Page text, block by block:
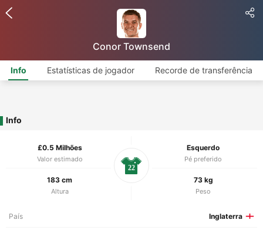
Conor Townsend
Info Estatísticas de jogador Recorde de transferência
Info
£0.5 Milhões
Valor estimado
Esquerdo
Pé preferido
183 cm
Altura
73 kg
Peso
22
País Inglaterra